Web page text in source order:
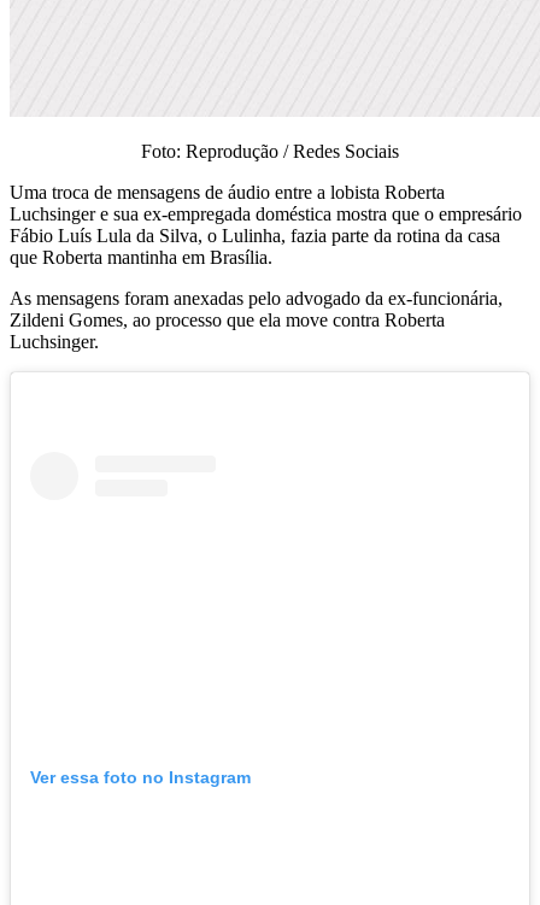
Foto: Reprodução / Redes Sociais
Uma troca de mensagens de áudio entre a lobista Roberta
Luchsinger e sua ex-empregada doméstica mostra que o empresário
Fábio Luís Lula da Silva, o Lulinha, fazia parte da rotina da casa
que Roberta mantinha em Brasília.
As mensagens foram anexadas pelo advogado da ex-funcionária,
Zildeni Gomes, ao processo que ela move contra Roberta
Luchsinger.
Ver essa foto no Instagram